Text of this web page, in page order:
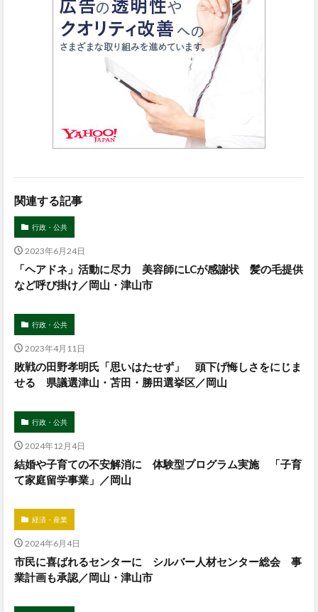
関連する記事
行政・公共
2023年6月24日
「ヘアドネ」活動に尽力 美容師にLCが感謝状 髪の毛提供
など呼び掛け／岡山・津山市
行政・公共
2023年4月11日
敗戦の田野孝明氏「思いはたせず」 頭下げ悔しさをにじま
せる 県議選津山・苫田・勝田選挙区／岡山
行政・公共
2024年12月4日
結婚や子育ての不安解消に 体験型プログラム実施 「子育
て家庭留学事業」／岡山
経済・産業
2024年6月4日
市民に喜ばれるセンターに シルバー人材センター総会 事
業計画も承認／岡山・津山市